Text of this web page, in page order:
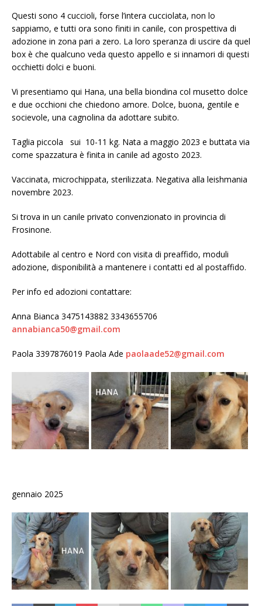
Questi sono 4 cuccioli, forse l’intera cucciolata, non lo
sappiamo, e tutti ora sono finiti in canile, con prospettiva di
adozione in zona pari a zero. La loro speranza di uscire da quel
box è che qualcuno veda questo appello e si innamori di questi
occhietti dolci e buoni.
Vi presentiamo qui Hana, una bella biondina col musetto dolce
e due occhioni che chiedono amore. Dolce, buona, gentile e
socievole, una cagnolina da adottare subito.
Taglia piccola sui 10-11 kg. Nata a maggio 2023 e buttata via
come spazzatura è finita in canile ad agosto 2023.
Vaccinata, microchippata, sterilizzata. Negativa alla leishmania
novembre 2023.
Si trova in un canile privato convenzionato in provincia di
Frosinone.
Adottabile al centro e Nord con visita di preaffido, moduli
adozione, disponibilità a mantenere i contatti ed al postaffido.
Per info ed adozioni contattare:
Anna Bianca 3475143882 3343655706
annabianca50@gmail.com
Paola 3397876019 Paola Ade paolaade52@gmail.com
gennaio 2025